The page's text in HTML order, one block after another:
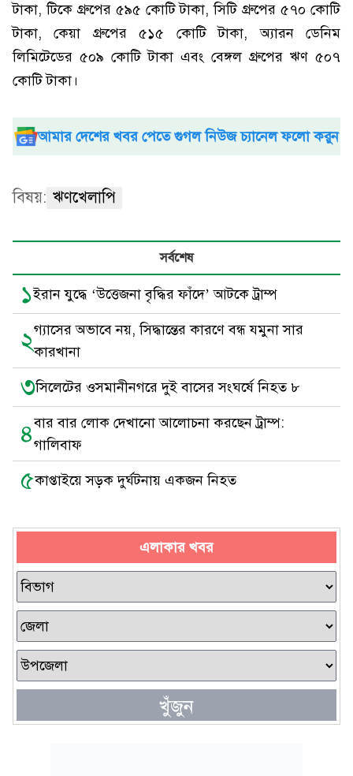
টাকা, টিকে গ্রুপের ৫৯৫ কোটি টাকা, সিটি গ্রুপের ৫৭০ কোটি
টাকা, কেয়া গ্রুপের ৫১৫ কোটি টাকা, অ্যারন ডেনিম
লিমিটেডের ৫০৯ কোটি টাকা এবং বেঙ্গল গ্রুপের ঋণ ৫০৭
কোটি টাকা।
আমার দেশের খবর পেতে গুগল নিউজ চ্যানেল ফলো করুন
বিষয়: ঋণখেলাপি
সর্বশেষ
১ইরান যুদ্ধে ‘উত্তেজনা বৃদ্ধির ফাঁদে’ আটকে ট্রাম্প
২গ্যাসের অভাবে নয়, সিদ্ধান্তের কারণে বন্ধ যমুনা সার
কারখানা
৩সিলেটের ওসমানীনগরে দুই বাসের সংঘর্ষে নিহত ৮
৪বার বার লোক দেখানো আলোচনা করছেন ট্রাম্প:
গালিবাফ
৫কাপ্তাইয়ে সড়ক দুর্ঘটনায় একজন নিহত
এলাকার খবর
খুঁজুন